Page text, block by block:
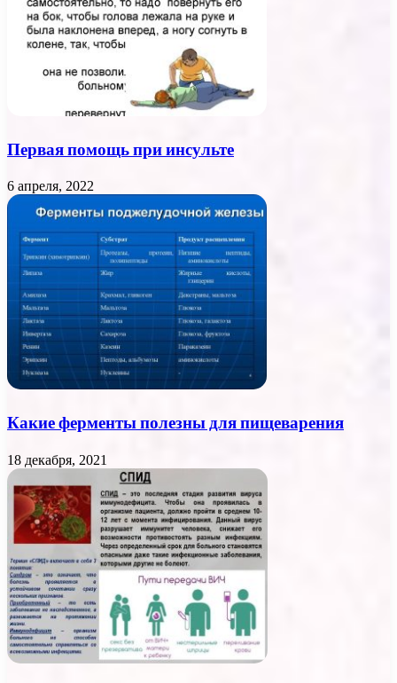
Первая помощь при инсульте
6 апреля, 2022
Какие ферменты полезны для пищеварения
18 декабря, 2021